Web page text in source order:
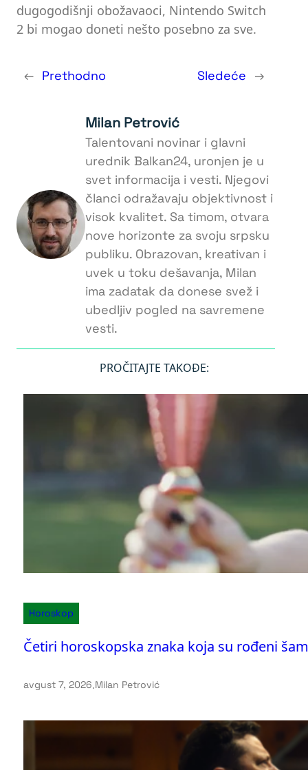
dugogodišnji obožavaoci, Nintendo Switch
2 bi mogao doneti nešto posebno za sve.
← Prethodno Sledeće →
Milan Petrović
Talentovani novinar i glavni
urednik Balkan24, uronjen je u
svet informacija i vesti. Njegovi
članci odražavaju objektivnost i
visok kvalitet. Sa timom, otvara
nove horizonte za svoju srpsku
publiku. Obrazovan, kreativan i
uvek u toku dešavanja, Milan
ima zadatak da donese svež i
ubedljiv pogled na savremene
vesti.
PROČITAJTE TAKOĐE:
Horoskop
Četiri horoskopska znaka koja su rođeni
avgust 7, 2026.Milan Petrović